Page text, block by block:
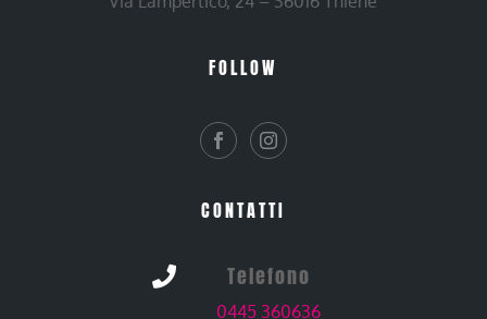
FOLLOW
CONTATTI
 Telefono
0445 360636